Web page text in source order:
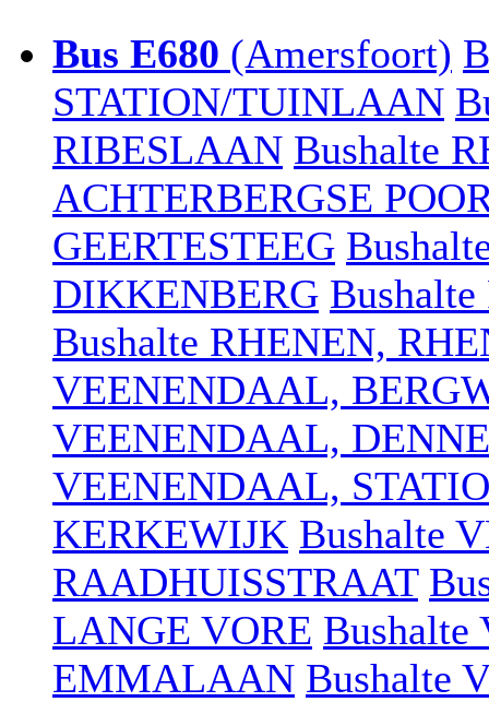
Bus E680 (Amersfoort)
STATION/TUINLAAN
RIBESLAAN Bushalte
ACHTERBERGSE
GEERTESTEEG
DIKKENBERG
Bushalte RHENEN,
VEENENDAAL,
VEENENDAAL,
VEENENDAAL,
KERKEWIJK Bushalte
RAADHUISSTRAAT
LANGE VORE
EMMALAAN Bushalte